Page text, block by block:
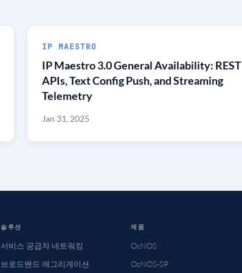
IP MAESTRO
IP Maestro 3.0 General Availability: REST
APIs, Text Config Push, and Streaming
Telemetry
Jan 31, 2025
솔루션
서비스 공급자 네트워킹
브로드밴드 애그리게이션
제품
OcNOS
OcNOS-SP